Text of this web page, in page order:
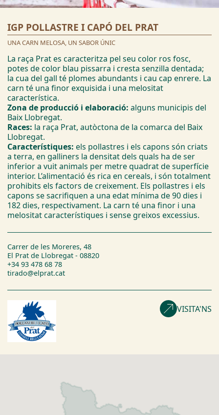
IGP POLLASTRE I CAPÓ DEL PRAT
UNA CARN MELOSA, UN SABOR ÚNIC
La raça Prat es caracteritza pel seu color ros fosc,
potes de color blau pissarra i cresta senzilla dentada;
la cua del gall té plomes abundants i cau cap enrere. La
carn té una finor exquisida i una melositat
característica.
Zona de producció i elaboració: alguns municipis del
Baix Llobregat.
Races: la raça Prat, autòctona de la comarca del Baix
Llobregat.
Característiques: els pollastres i els capons són criats
a terra, en galliners la densitat dels quals ha de ser
inferior a vuit animals per metre quadrat de superfície
interior. L’alimentació és rica en cereals, i són totalment
prohibits els factors de creixement. Els pollastres i els
capons se sacrifiquen a una edat mínima de 90 dies i
182 dies, respectivament. La carn té una finor i una
melositat característiques i sense greixos excessius.
Carrer de les Moreres, 48
El Prat de Llobregat - 08820
+34 93 478 68 78
tirado@elprat.cat
VISITA'NS